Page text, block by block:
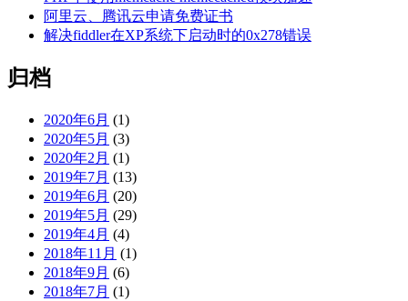
阿里云、腾讯云申请免费证书
解决fiddler在XP系统下启动时的0x278错误
归档
2020年6月 (1)
2020年5月 (3)
2020年2月 (1)
2019年7月 (13)
2019年6月 (20)
2019年5月 (29)
2019年4月 (4)
2018年11月 (1)
2018年9月 (6)
2018年7月 (1)